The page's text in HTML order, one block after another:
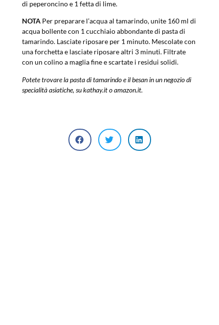
di peperoncino e 1 fetta di lime.
NOTA Per preparare l’acqua al tamarindo, unite 160 ml di
acqua bollente con 1 cucchiaio abbondante di pasta di
tamarindo. Lasciate riposare per 1 minuto. Mescolate con
una forchetta e lasciate riposare altri 3 minuti. Filtrate
con un colino a maglia fine e scartate i residui solidi.
Potete trovare la pasta di tamarindo e il besan in un negozio di
specialità asiatiche, su kathay.it o amazon.it.